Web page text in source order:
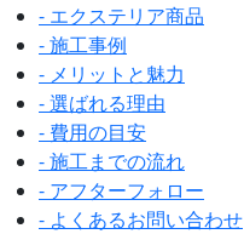
- エクステリア商品
- 施工事例
- メリットと魅力
- 選ばれる理由
- 費用の目安
- 施工までの流れ
- アフターフォロー
- よくあるお問い合わせ